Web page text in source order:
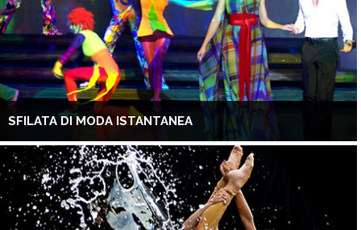
SFILATA DI MODA ISTANTANEA